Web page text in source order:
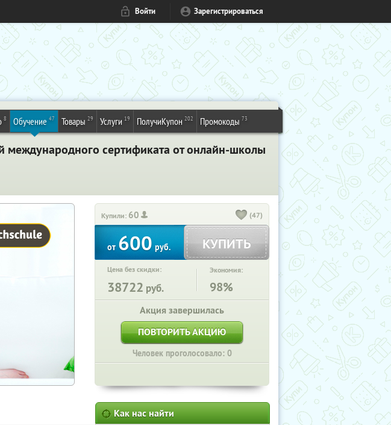
Войти Зарегистрироваться
8 Обучение 47 Товары 29 Услуги 19 ПолучиКупон 202 Промокоды 73
международного сертификата от онлайн-школы
Купили: 60 (47)
от600руб. КУПИТЬ
Цена без скидки:
38722 руб.
Экономия:
98%
Акция завершилась
ПОВТОРИТЬ АКЦИЮ
Человек проголосовало: 0
Как нас найти